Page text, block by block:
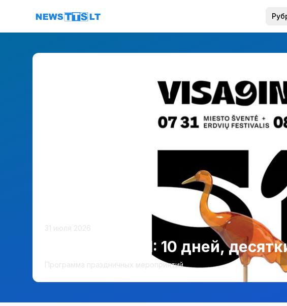
Перейти к содержимому
31 июля 2026
Висагинасу 51: 10 дней,
Программа праздничных мероприятий